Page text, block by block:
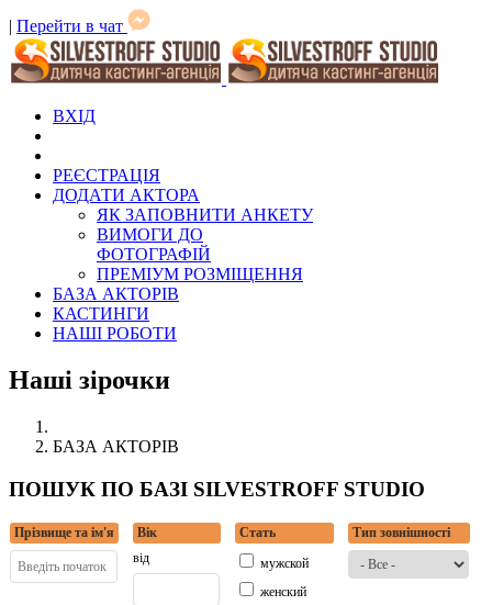
| Перейти в чат
ВХІД
РЕЄСТРАЦІЯ
ДОДАТИ АКТОРА
ЯК ЗАПОВНИТИ АНКЕТУ
ВИМОГИ ДО
ФОТОГРАФІЙ
ПРЕМІУМ РОЗМІЩЕННЯ
БАЗА АКТОРІВ
КАСТИНГИ
НАШІ РОБОТИ
Наші зірочки
БАЗА АКТОРІВ
ПОШУК ПО БАЗІ SILVESTROFF STUDIO
Прізвище та ім'я
Вік
від
Стать
мужской
женский
Тип зовнішності